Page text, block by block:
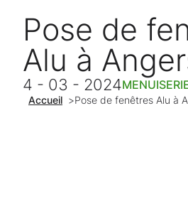
Pose de
Alu à
4 - 03 - 2024
Accueil >Pose de fenêtres Alu à